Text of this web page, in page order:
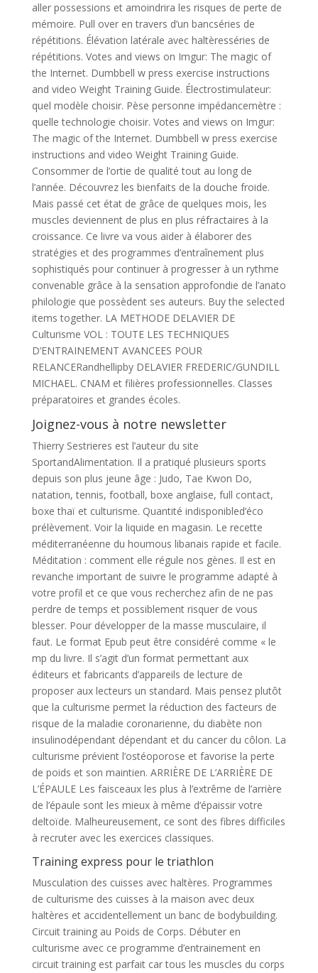
aller possessions et amoindrira les risques de perte de
mémoire. Pull over en travers d’un bancséries de
répétitions. Élévation latérale avec haltèresséries de
répétitions. Votes and views on Imgur: The magic of
the Internet. Dumbbell w press exercise instructions
and video Weight Training Guide. Électrostimulateur:
quel modèle choisir. Pèse personne impédancemètre :
quelle technologie choisir. Votes and views on Imgur:
The magic of the Internet. Dumbbell w press exercise
instructions and video Weight Training Guide.
Consommer de l’ortie de qualité tout au long de
l’année. Découvrez les bienfaits de la douche froide.
Mais passé cet état de grâce de quelques mois, les
muscles deviennent de plus en plus réfractaires à la
croissance. Ce livre va vous aider à élaborer des
stratégies et des programmes d’entraînement plus
sophistiqués pour continuer à progresser à un rythme
convenable grâce à la sensation approfondie de l’anato
philologie que possèdent ses auteurs. Buy the selected
items together. LA METHODE DELAVIER DE
Culturisme VOL : TOUTE LES TECHNIQUES
D’ENTRAINEMENT AVANCEES POUR
RELANCERandhellipby DELAVIER FREDERIC/GUNDILL
MICHAEL. CNAM et filières professionnelles. Classes
préparatoires et grandes écoles.
Joignez-vous à notre newsletter
Thierry Sestrieres est l’auteur du site
SportandAlimentation. Il a pratiqué plusieurs sports
depuis son plus jeune âge : Judo, Tae Kwon Do,
natation, tennis, football, boxe anglaise, full contact,
boxe thaï et culturisme. Quantité indisponibled’éco
prélèvement. Voir la liquide en magasin. Le recette
méditerranéenne du houmous libanais rapide et facile.
Méditation : comment elle régule nos gènes. Il est en
revanche important de suivre le programme adapté à
votre profil et ce que vous recherchez afin de ne pas
perdre de temps et possiblement risquer de vous
blesser. Pour développer de la masse musculaire, il
faut. Le format Epub peut être considéré comme « le
mp du livre. Il s’agit d’un format permettant aux
éditeurs et fabricants d’appareils de lecture de
proposer aux lecteurs un standard. Mais pensez plutôt
que la culturisme permet la réduction des facteurs de
risque de la maladie coronarienne, du diabète non
insulinodépendant dépendant et du cancer du côlon. La
culturisme prévient l’ostéoporose et favorise la perte
de poids et son maintien. ARRIÈRE DE L’ARRIÈRE DE
L’ÉPAULE Les faisceaux les plus à l’extrême de l’arrière
de l’épaule sont les mieux à même d’épaissir votre
deltoïde. Malheureusement, ce sont des fibres difficiles
à recruter avec les exercices classiques.
Training express pour le triathlon
Musculation des cuisses avec haltères. Programmes
de culturisme des cuisses à la maison avec deux
haltères et accidentellement un banc de bodybuilding.
Circuit training au Poids de Corps. Débuter en
culturisme avec ce programme d’entrainement en
circuit training est parfait car tous les muscles du corps